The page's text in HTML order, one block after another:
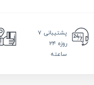
پشتیبانی ۷
روزه ۲۴
ساعته